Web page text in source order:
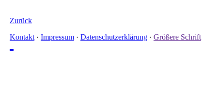
Zurück
Kontakt · Impressum · Datenschutzerklärung · Größere Schrift